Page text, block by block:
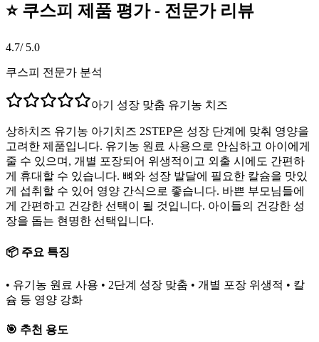
⭐ 쿠스피 제품 평가 - 전문가 리뷰
4.7/ 5.0
쿠스피 전문가 분석
아기 성장 맞춤 유기농 치즈
상하치즈 유기농 아기치즈 2STEP은 성장 단계에 맞춰 영양을
고려한 제품입니다. 유기농 원료 사용으로 안심하고 아이에게
줄 수 있으며, 개별 포장되어 위생적이고 외출 시에도 간편하
게 휴대할 수 있습니다. 뼈와 성장 발달에 필요한 칼슘을 맛있
게 섭취할 수 있어 영양 간식으로 좋습니다. 바쁜 부모님들에
게 간편하고 건강한 선택이 될 것입니다. 아이들의 건강한 성
장을 돕는 현명한 선택입니다.
📦 주요 특징
• 유기농 원료 사용 • 2단계 성장 맞춤 • 개별 포장 위생적 • 칼
슘 등 영양 강화
🎯 추천 용도